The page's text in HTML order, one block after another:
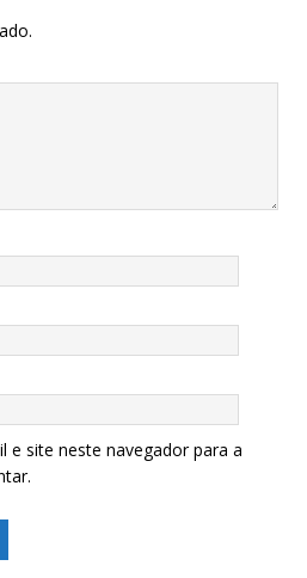
e site neste navegador para a